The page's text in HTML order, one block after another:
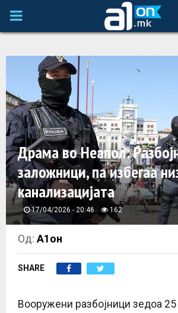
P
M
A
R
Y
M
E
N
Драма во Неапол:
заложници, па избегаа
канализацијата
17/04/2026 - 20:46 162
Од:А1он
SHARE
Вооружени разбојници зедоа 25